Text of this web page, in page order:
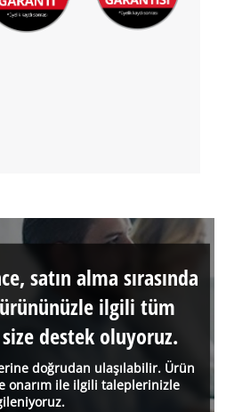
doğrudan ulaşılabilir. Ürün
onarım ile ilgili taleplerinizle
satın alma sırasında
ilgili tüm
destek oluyoruz.